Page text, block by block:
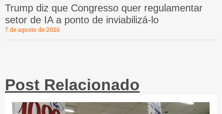
Trump diz que Congresso quer regulamentar
setor de IA a ponto de inviabilizá-lo
7 de agosto de 2026
Post Relacionado